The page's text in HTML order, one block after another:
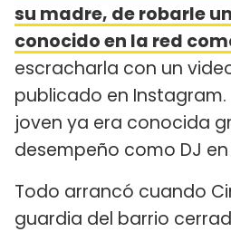
su madre, de robarle
conocido en la red
escracharla con un
publicado en Instagram.
joven ya era conocida
desempeño como DJ
Todo arrancó cuando
guardia del barrio